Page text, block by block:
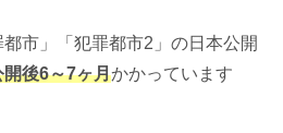
市」「犯罪都市2」の日本公開
後6～7ヶ月かかっています